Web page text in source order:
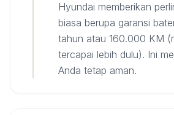
Hyundai memberikan
biasa berupa garansi
tahun atau 160.000 KM
tercapai lebih dulu). Ini
Anda tetap aman.